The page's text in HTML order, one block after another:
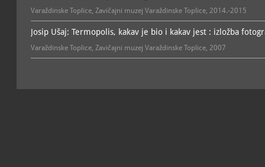
Varaždinske Toplice, Zavičajni muzej Varaždinske Toplice, 2014.-2015
Josip Ušaj: Termopolis, kakav je bio i kakav jest : izložba
Varaždinske Toplice, Zavičajni muzej Varaždinske Toplice, 2007